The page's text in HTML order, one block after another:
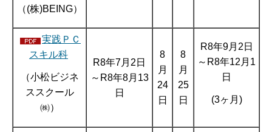
（(株)BEING）
実践ＰＣ
スキル科
（小松ビジネ
ススクール
㈱）
R8年7月2日
～R8年8月13
日
8
月
24
日
8
月
25
日
R8年9月2日
～R8年12月1
日
(3ヶ月)